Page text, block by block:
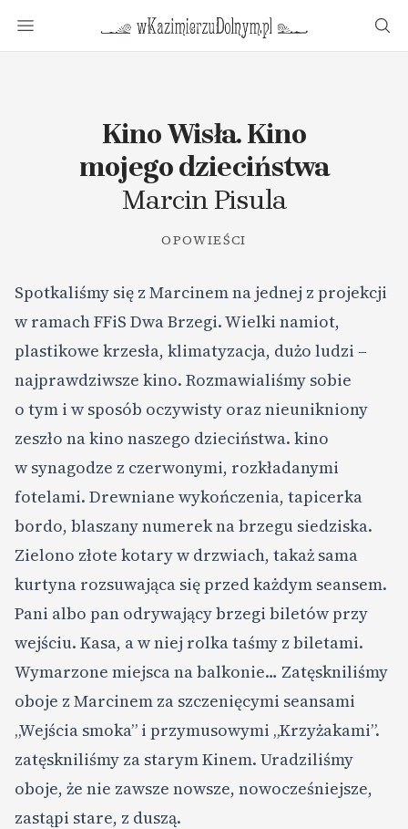
Menu w Kazimierzu Dolnym.pl
Kino Wisła. Kino
mojego dzieciństwa
Marcin Pisula
OPOWIEŚCI
Spotkaliśmy się z Marcinem na jednej z projekcji
w ramach FFiS Dwa Brzegi. Wielki namiot,
plastikowe krzesła, klimatyzacja, dużo ludzi –
najprawdziwsze kino. Rozmawialiśmy sobie
o tym i w sposób oczywisty oraz nieunikniony
zeszło na kino naszego dzieciństwa. kino
w synagodze z czerwonymi, rozkładanymi
fotelami. Drewniane wykończenia, tapicerka
bordo, blaszany numerek na brzegu siedziska.
Zielono złote kotary w drzwiach, takaż sama
kurtyna rozsuwająca się przed każdym seansem.
Pani albo pan odrywający brzegi biletów przy
wejściu. Kasa, a w niej rolka taśmy z biletami.
Wymarzone miejsca na balkonie… Zatęskniliśmy
oboje z Marcinem za szczenięcymi seansami
„Wejścia smoka” i przymusowymi „Krzyżakami”.
zatęskniliśmy za starym Kinem. Uradziliśmy
oboje, że nie zawsze nowsze, nowocześniejsze,
zastąpi stare, z duszą.